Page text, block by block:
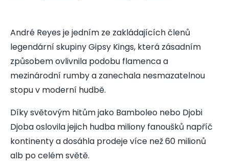
André Reyes je jedním ze zakládajících členů
legendární skupiny Gipsy Kings, která zásadním
způsobem ovlivnila podobu flamenca a
mezinárodní rumby a zanechala nesmazatelnou
stopu v moderní hudbě.
Díky světovým hitům jako Bamboleo nebo Djobi
Djoba oslovila jejich hudba miliony fanoušků napříč
kontinenty a dosáhla prodeje více než 60 milionů
alb po celém světě.